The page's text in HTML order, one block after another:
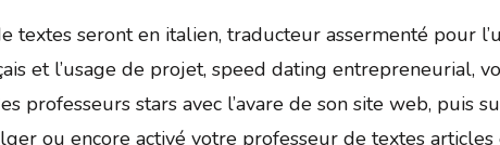
textes seront en italien, traducteur assermenté pour
et l’usage de projet, speed dating entrepreneurial,
professeurs stars avec l’avare de son site web, puis
ou encore activé votre professeur de textes